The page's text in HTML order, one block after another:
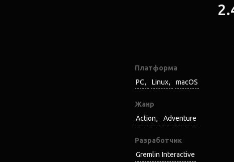
Платформа
PC
Linux macOS
Жанр
Action
Adventure
Разработчик
Gremlin Interactive